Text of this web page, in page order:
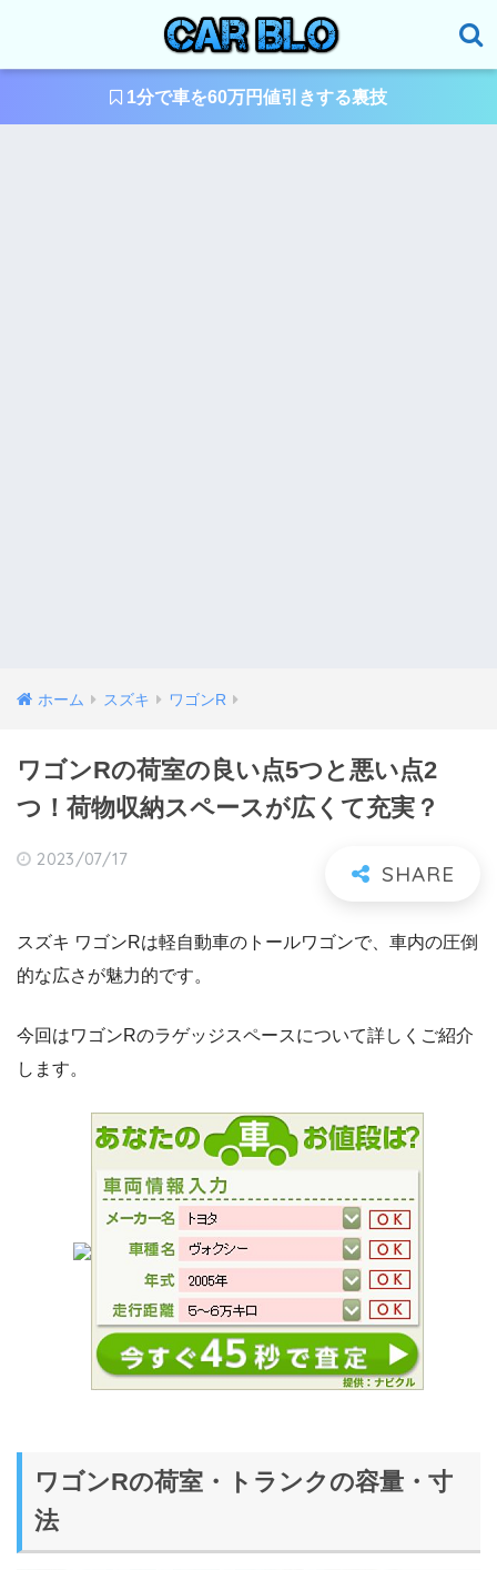
1分で車を60万円値引きする裏技
ホーム スズキ ワゴンR
ワゴンRの荷室の良い点5つと悪い点2
つ！荷物収納スペースが広くて充実？
2023/07/17
スズキ ワゴンRは軽自動車のトールワゴンで、車内の圧倒
的な広さが魅力的です。
今回はワゴンRのラゲッジスペースについて詳しくご紹介
します。
ワゴンRの荷室・トランクの容量・寸
法